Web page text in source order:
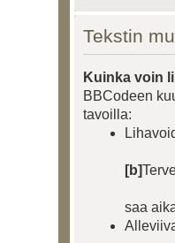
Tekstin
Kuinka voin
BBCodeen
tavoilla:
[b]
saa